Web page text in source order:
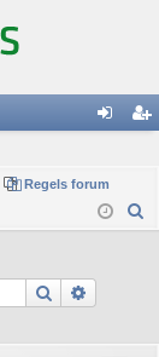
in
er
Regels forum
h
Search